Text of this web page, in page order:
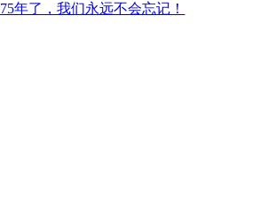
年了，我们永远不会忘记！